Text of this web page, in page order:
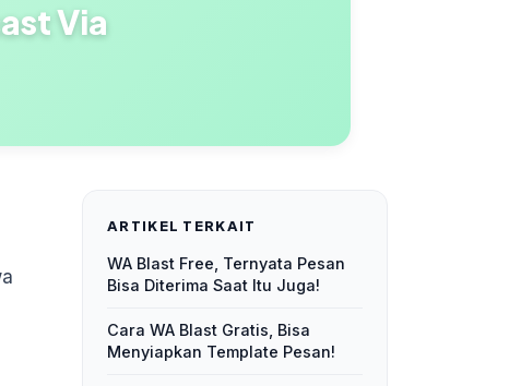
Via
ARTIKEL TERKAIT
WA Blast Free, Ternyata Pesan
Bisa Diterima Saat Itu Juga!
Cara WA Blast Gratis, Bisa
Menyiapkan Template Pesan!